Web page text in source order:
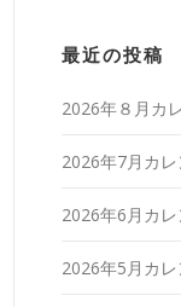
最近の投稿
2026年８月カ
2026年7月カ
2026年6月カ
2026年5月カ